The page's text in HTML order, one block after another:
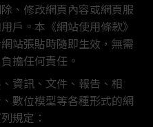
、修改網頁內容或網頁服
戶。本《網站使用條款》
站張貼時隨即生效，無需
擔任何責任。
資訊、文件、報告、相
數位模型等各種形式的網
規定：